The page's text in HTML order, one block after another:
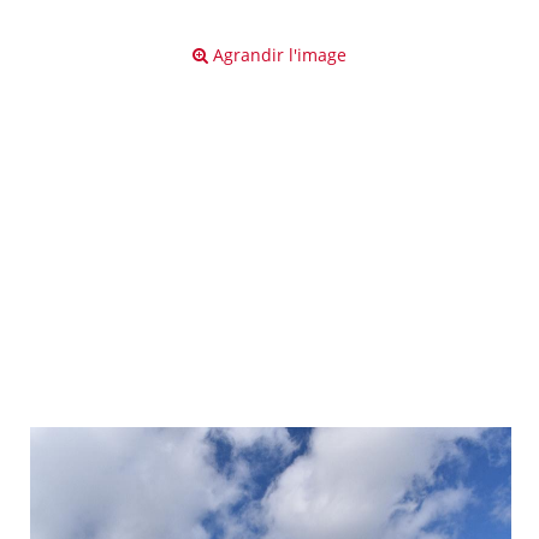
Agrandir l'image